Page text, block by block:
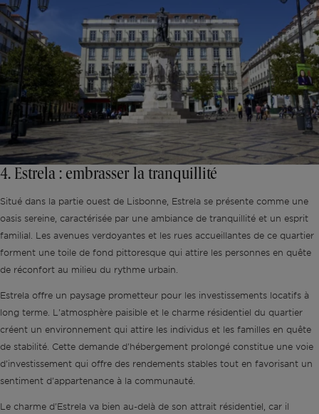
4. Estrela : embrasser la tranquillité
Situé dans la partie ouest de Lisbonne, Estrela se présente comme une
oasis sereine, caractérisée par une ambiance de tranquillité et un esprit
familial. Les avenues verdoyantes et les rues accueillantes de ce quartier
forment une toile de fond pittoresque qui attire les personnes en quête
de réconfort au milieu du rythme urbain.
Estrela offre un paysage prometteur pour les investissements locatifs à
long terme. L'atmosphère paisible et le charme résidentiel du quartier
créent un environnement qui attire les individus et les familles en quête
de stabilité. Cette demande d'hébergement prolongé constitue une voie
d'investissement qui offre des rendements stables tout en favorisant un
sentiment d'appartenance à la communauté.
Le charme d'Estrela va bien au-delà de son attrait résidentiel, car il